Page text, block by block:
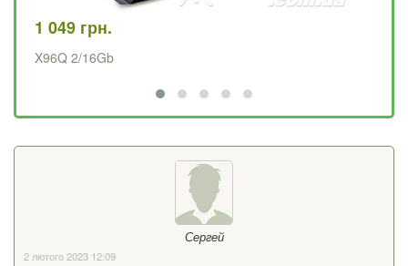
1 049 грн.
X96Q 2/16Gb
Сергей
2 лютого 2023 12:09